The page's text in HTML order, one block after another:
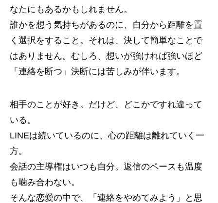
なたにもあるかもしれません。
誰かを想う気持ちがあるのに、自分から距離を置
く選択をすること。それは、決して簡単なことで
はありません。むしろ、想いが強ければ強いほど
「連絡を断つ」決断には苦しみが伴います。
相手のことが好き。だけど、どこかですれ違って
いる。
LINEは続いているのに、心の距離は離れていく一
方。
会話の主導権はいつも自分。返信のペースも温度
も噛み合わない。
そんな恋愛の中で、「連絡をやめてみよう」と思